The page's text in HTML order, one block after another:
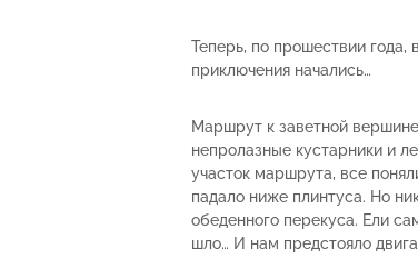
Теперь, по прошествии года,
приключения начались…
Маршрут к заветной
непролазные кустарники и
участок маршрута, все
падало ниже плинтуса. Но
обеденного перекуса. Ели
шло… И нам предстояло